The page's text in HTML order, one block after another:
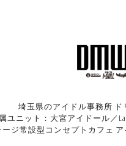
埼玉県のアイドル事務所 ド
ユニット：大宮アイドール／
ージ常設型コンセプトカフェ